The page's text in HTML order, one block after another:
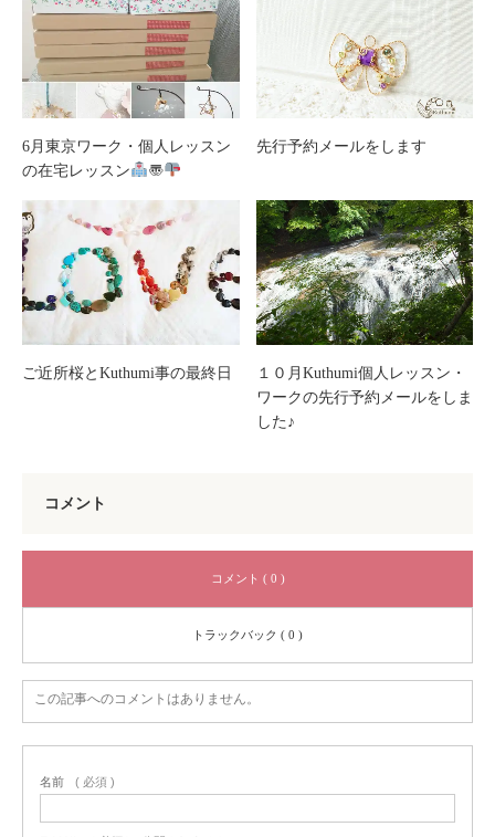
6月東京ワーク・個人レッスン
の在宅レッスン
〠
先行予約メールをします
ご近所桜とKuthumi事の最終日
１０月Kuthumi個人レッスン・
ワークの先行予約メールをしま
した♪
コメント
コメント ( 0 )
トラックバック ( 0 )
この記事へのコメントはありません。
名前 ( 必須 )